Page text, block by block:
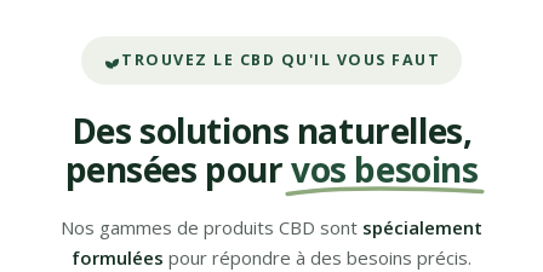
TROUVEZ LE CBD QU'IL VOUS FAUT
Des solutions naturelles,
pensées pourvos besoins
Nos gammes de produits CBD sont spécialement
formulées pour répondre à des besoins précis.